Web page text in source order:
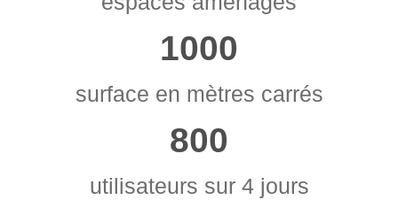
1000
surface en mètres carrés
800
utilisateurs sur 4 jours